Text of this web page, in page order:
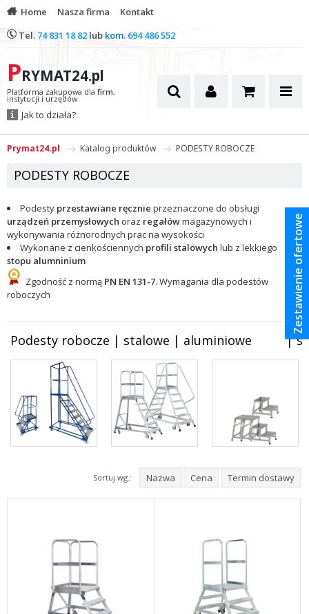
Zestawienie ofertowe
Home Nasza firma
Kontakt
Tel. 74 831 18 82 lub kom. 694 486 552
PRYMAT24.pl
Platforma zakupowa dla firm,
instytucji i urzędów
Jak to działa?
Prymat24.pl Katalog produktów PODESTY ROBOCZE
PODESTY ROBOCZE
Podesty przestawiane ręcznie przeznaczone do obsługi
urządzeń przemysłowych oraz regałówmagazynowych i
wykonywania różnorodnych prac na wysokości
Wykonane z cienkościennych profili stalowych lub z lekkiego
stopu alumninium
Zgodność z normą PN EN 131-7. Wymagania dla podestów
roboczych
Podesty robocze | stalowe | aluminiowe          |
Sortuj wg.: Nazwa Cena Termin dostawy